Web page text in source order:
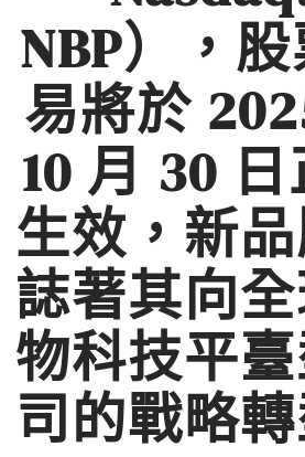
NBP），
易將於
10 月 30
生效，新
誌著其向
物科技平
司的戰略轉